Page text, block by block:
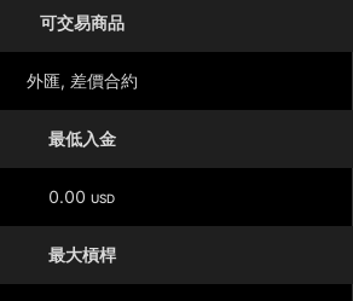
可交易商品
外匯, 差價合約
最低入金
0.00 USD
最大槓桿